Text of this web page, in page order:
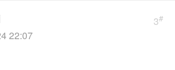
3#
22:07